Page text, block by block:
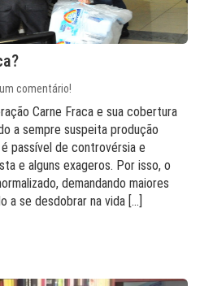
comentário!
Carne Fraca e sua cobertura
a sempre suspeita produção
passível de controvérsia e
e alguns exageros. Por isso, o
demandando maiores
a se desdobrar na vida […]